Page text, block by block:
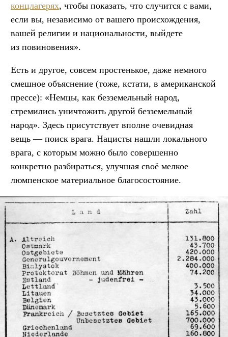
концлагерях, чтобы показать, что случится с вами,
если вы, независимо от вашего происхождения,
вашей религии и национальности, выйдете
из повиновения».
Есть и другое, совсем простенькое, даже немного
смешное объяснение (тоже, кстати, в американской
прессе): «Немцы, как безземельный народ,
стремились уничтожить другой безземельный
народ». Здесь присутствует вполне очевидная
вещь — поиск врага. Нацисты нашли локального
врага, с которым можно было совершенно
конкретно разбираться, улучшая своё мелкое
люмпенское материальное благосостояние.